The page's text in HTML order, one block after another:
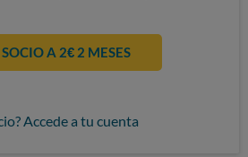
A 2€ 2 MESES
Accede a tu cuenta